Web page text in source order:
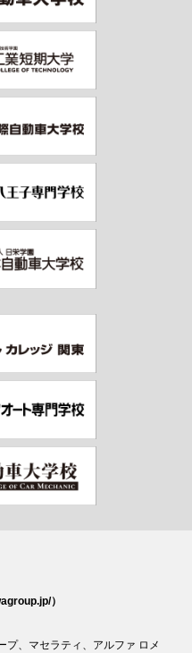
）
プ、マセラティ、アルファ ロメ